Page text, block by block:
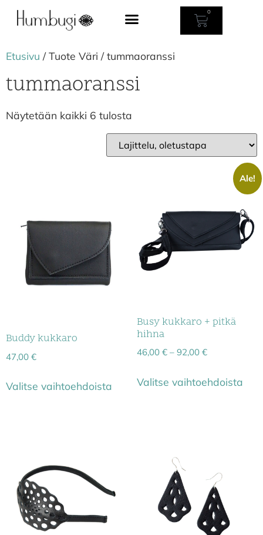
0
Etusivu / Tuote Väri / tummaoranssi
tummaoranssi
Näytetään kaikki 6 tulosta
Buddy kukkaro
47,00 €
Valitse vaihtoehdoista
Ale!
Busy kukkaro + pitkä
hihna
46,00 € – 92,00 €
Valitse vaihtoehdoista